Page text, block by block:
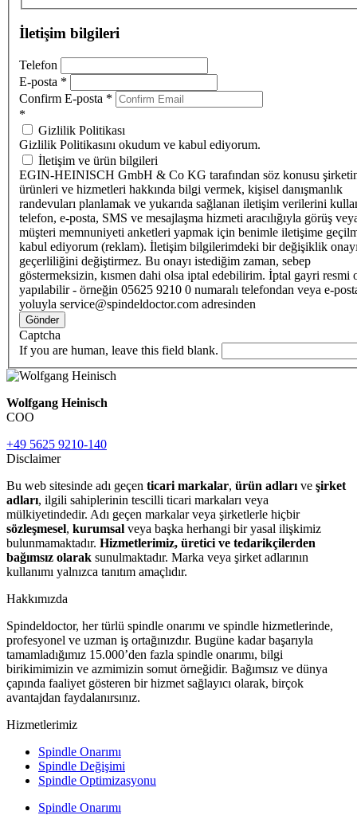
İletişim bilgileri
Telefon
E-posta *
Confirm E-posta *
*
Gizlilik Politikası
Gizlilik Politikasını okudum ve kabul ediyorum.
İletişim ve ürün bilgileri
EGIN-HEINISCH GmbH & Co KG tarafından söz konusu
ürünleri ve hizmetleri hakkında bilgi vermek, kişisel danışmanlık
randevuları planlamak ve yukarıda sağlanan iletişim verilerini
telefon, e-posta, SMS ve mesajlaşma hizmeti aracılığıyla görüş
müşteri memnuniyeti anketleri yapmak için benimle iletişime
kabul ediyorum (reklam). İletişim bilgilerimdeki bir değişiklik
geçerliliğini değiştirmez. Bu onayı istediğim zaman, sebep
göstermeksizin, kısmen dahi olsa iptal edebilirim. İptal gayri resmi
yapılabilir - örneğin 05625 9210 0 numaralı telefondan veya e-
yoluyla service@spindeldoctor.com adresinden
Gönder
Captcha
If you are human, leave this field blank.
Wolfgang Heinisch
COO
+49 5625 9210-140
Disclaimer
Bu web sitesinde adı geçen ticari markalar, ürün adları ve şirket
adları, ilgili sahiplerinin tescilli ticari markaları veya
mülkiyetindedir. Adı geçen markalar veya şirketlerle hiçbir
sözleşmesel, kurumsal veya başka herhangi bir yasal ilişkimiz
bulunmamaktadır. Hizmetlerimiz, üretici ve tedarikçilerden
bağımsız olarak sunulmaktadır. Marka veya şirket adlarının
kullanımı yalnızca tanıtım amaçlıdır.
Hakkımızda
Spindeldoctor, her türlü spindle onarımı ve spindle hizmetlerinde,
profesyonel ve uzman iş ortağınızdır. Bugüne kadar başarıyla
tamamladığımız 15.000’den fazla spindle onarımı, bilgi
birikimimizin ve azmimizin somut örneğidir. Bağımsız ve dünya
çapında faaliyet gösteren bir hizmet sağlayıcı olarak, birçok
avantajdan faydalanırsınız.
Hizmetlerimiz
Spindle Onarımı
Spindle Değişimi
Spindle Optimizasyonu
Spindle Onarımı